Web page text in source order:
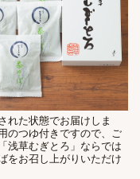
れた状態でお届けしま
のつゆ付きですので、ご
浅草むぎとろ」ならでは
をお召し上がりいただけ